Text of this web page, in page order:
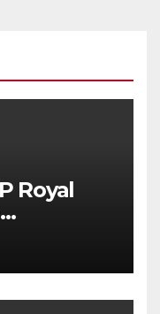
Royal
Mobil di
Kasus